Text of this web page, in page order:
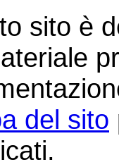
sito è
del sito